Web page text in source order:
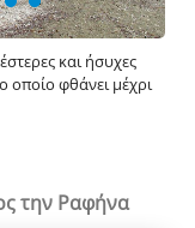
την Ραφήνα
και ήσυχες
φθάνει μέχρι